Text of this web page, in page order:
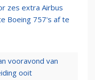
zes extra Airbus
Boeing 757's af te
vooravond van
ooit